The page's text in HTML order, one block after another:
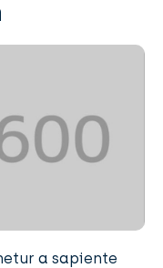
a sapiente